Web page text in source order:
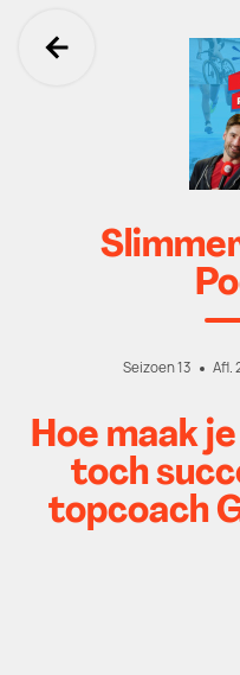
Ga terug
Seizoen 13 Afl.
Hoe maak
toch
topcoach